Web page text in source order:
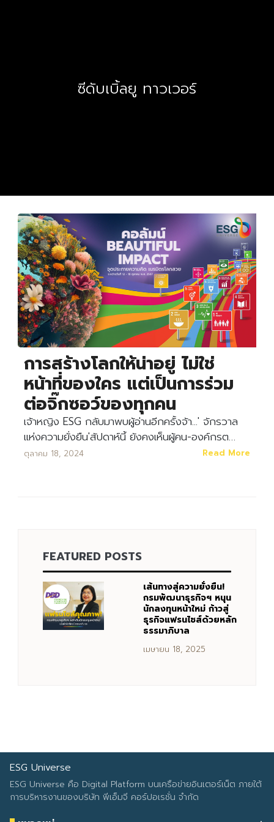
Search
Search
ซีดับเบิ้ลยู ทาวเวอร์
การสร้างโลกให้น่าอยู่ ไม่ใช่
หน้าที่ของใคร แต่เป็นการร่วม
ต่อจิ๊กซอว์ของทุกคน
เจ้าหญิง ESG กลับมาพบผู้อ่านอีกครั้งจ้า...' จักรวาล
แห่งความยั่งยืน'สัปดาห์นี้ ยังคงเห็นผู้คน-องค์กรต…
ตุลาคม 18, 2024 Read More
FEATURED POSTS
เส้นทางสู่ความยั่งยืน!
กรมพัฒนาธุรกิจฯ หนุน
นักลงทุนหน้าใหม่ ก้าวสู่
ธุรกิจแฟรนไชส์ด้วยหลัก
ธรรมาภิบาล
เมษายน 18, 2025
ESG Universe
ESG Universe คือ Digital Platform บนเครือข่ายอินเตอร์เน็ต ภายใต้
การบริหารงานของบริษัท พีเอ็มจี คอร์ปอเรชั่น จำกัด